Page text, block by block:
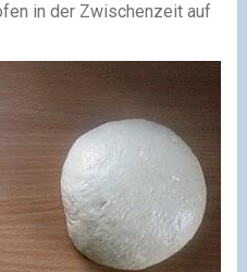
in der Zwischenzeit auf